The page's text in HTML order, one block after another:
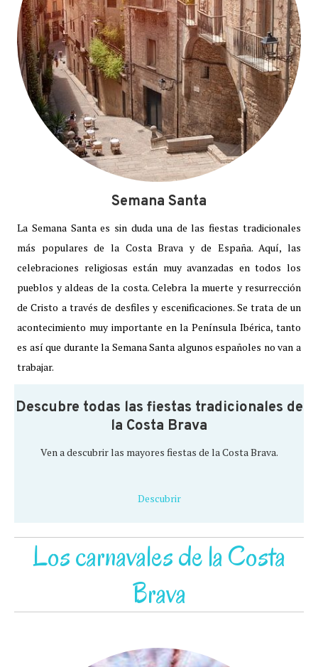
Semana Santa
La Semana Santa es sin duda una de las fiestas tradicionales
más populares de la Costa Brava y de España. Aquí, las
celebraciones religiosas están muy avanzadas en todos los
pueblos y aldeas de la costa. Celebra la muerte y resurrección
de Cristo a través de desfiles y escenificaciones. Se trata de un
acontecimiento muy importante en la Península Ibérica, tanto
es así que durante la Semana Santa algunos españoles no van a
trabajar.
Descubre todas las fiestas tradicionales de
la Costa Brava
Ven a descubrir las mayores fiestas de la Costa Brava.
Descubrir
Los carnavales de la Costa
Brava